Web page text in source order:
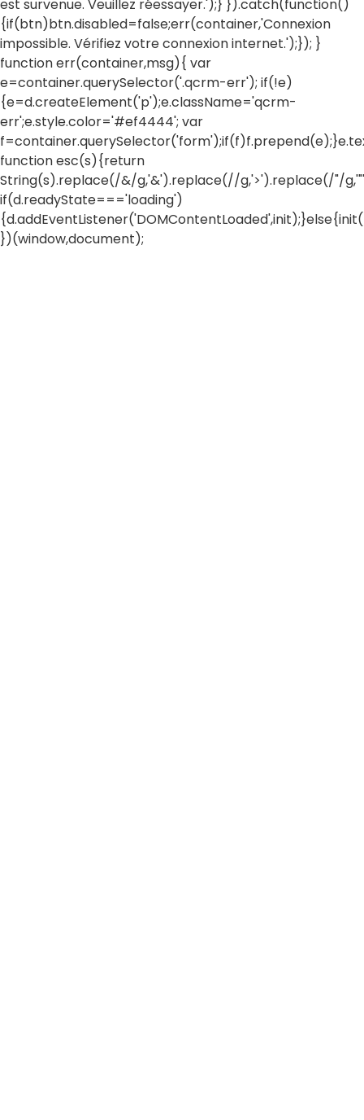
est survenue. Veuillez réessayer.');} }).catch(function()
{if(btn)btn.disabled=false;err(container,'Connexion
impossible. Vérifiez votre connexion internet.');}); }
function err(container,msg){ var
e=container.querySelector('.qcrm-err'); if(!e)
{e=d.createElement('p');e.className='qcrm-
err';e.style.color='#ef4444'; var
function esc(s){return
String(s).replace(/&/g,'&').replace(//g,'>').replace(/"/
if(d.readyState==='loading')
})(window,document);